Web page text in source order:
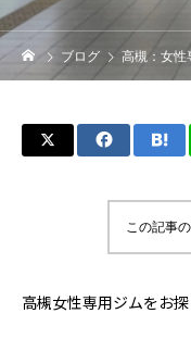
ブログ 高槻：女性
この記事
高槻女性専用ジムをお